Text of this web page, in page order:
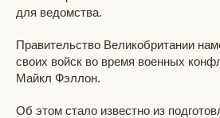
для ведомства.
Правительство Великобритании
своих войск во время военных
Майкл Фэллон.
Об этом стало известно из